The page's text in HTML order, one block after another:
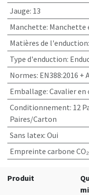
Jauge: 13
Manchette: Manchette
Matières de l'enduction:
Type d'enduction:
Normes: EN388:2016 +
Emballage: Cavalier en
Conditionnement: 12
Paires/Carton
Sans latex: Oui
Empreinte carbone CO₂
Produit